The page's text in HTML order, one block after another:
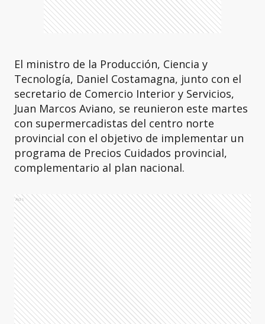
El ministro de la Producción, Ciencia y
Tecnología, Daniel Costamagna, junto con el
secretario de Comercio Interior y Servicios,
Juan Marcos Aviano, se reunieron este martes
con supermercadistas del centro norte
provincial con el objetivo de implementar un
programa de Precios Cuidados provincial,
complementario al plan nacional.
Ads